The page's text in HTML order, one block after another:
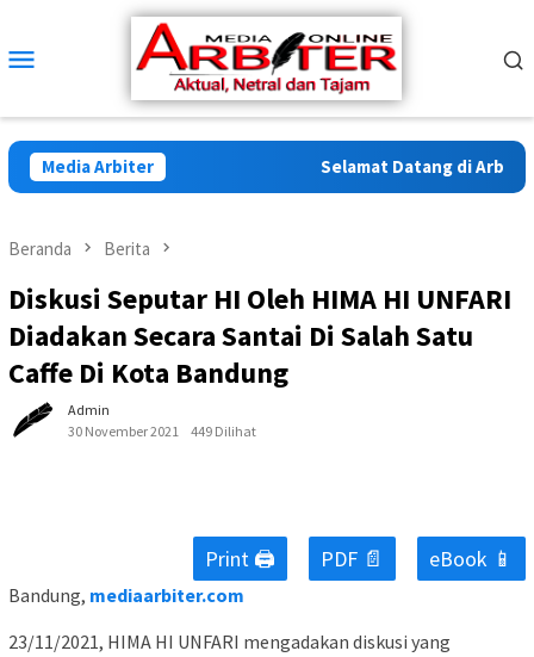
konten
Mobile
Media Arbiter Selamat Datang di Arbiter
Beranda Berita
Diskusi Seputar HI Oleh HIMA HI UNFARI
Diadakan Secara Santai Di Salah Satu
Caffe Di Kota Bandung
Admin
30 November 2021
449 Dilihat
Print 🖨 PDF 📄 eBook 📱
Bandung, mediaarbiter.com
23/11/2021, HIMA HI UNFARI mengadakan diskusi yang